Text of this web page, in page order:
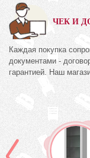
ЧЕК И
Каждая покупка
документами -
гарантией. Наш